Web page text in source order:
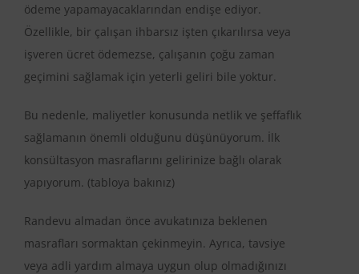
ödeme yapamayacaklarından endişe ediyor.
Özellikle, bir çalışan ihbarsız işten çıkarılırsa veya
işveren ücret ödemezse, çalışanın çoğu zaman
geçimini sağlamak için yeterli geliri bile yoktur.
Bu nedenle, maliyetler konusunda netlik ve şeffaflık
sağlamanın önemli olduğunu düşünüyorum. İlk
konsültasyon masraflarını gelirinize bağlı olarak
yapıyorum. (tabloya bakınız)
Randevu almadan önce avukatınıza beklenen
masrafları sormaktan çekinmeyin. Ayrıca, tavsiye
veya adli yardım almaya uygun olup olmadığınızı